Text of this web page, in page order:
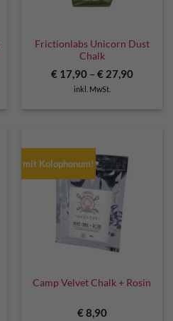
Frictionlabs Unicorn Dust
Chalk
€17,90– €27,90
inkl. MwSt.
mit Kolophonum!
Camp Velvet Chalk + Rosin
€8,90